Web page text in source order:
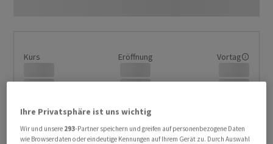
Kurs Eröffnung Vortag
Geld
Ihre Privatsphäre ist uns wichtig
Wir und unsere 293-Partner speichern und greifen auf personenbezogene Daten
wie Browserdaten oder eindeutige Kennungen auf Ihrem Gerät zu. Durch Auswahl